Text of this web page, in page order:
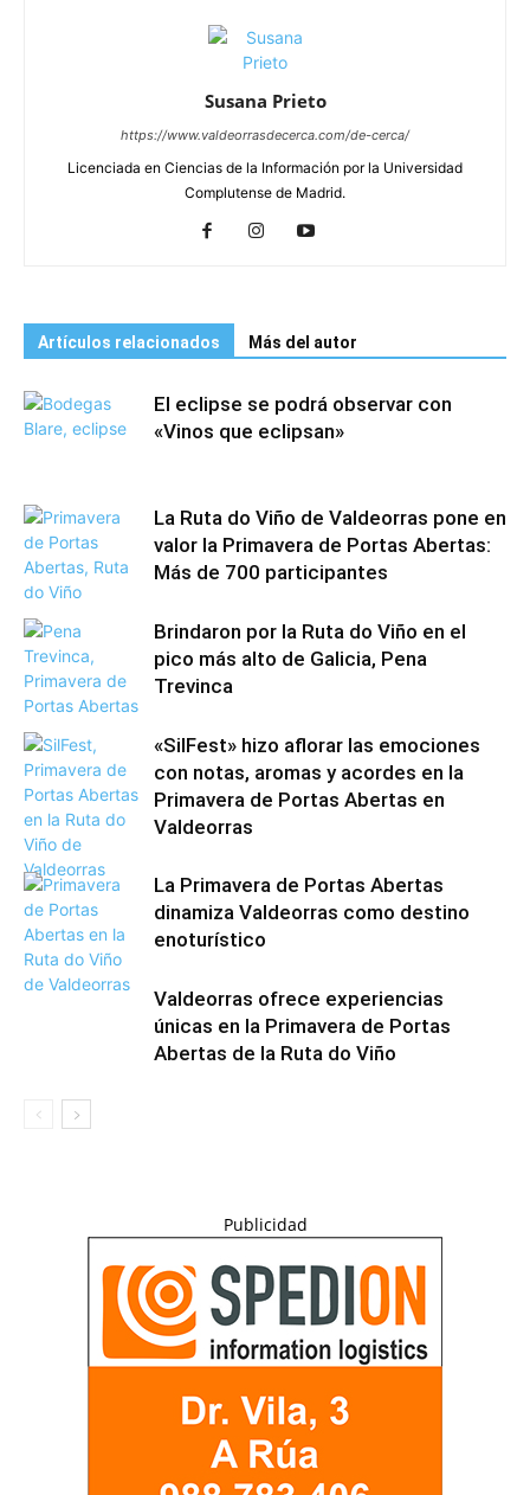
Susana Prieto
https://www.valdeorrasdecerca.com/de-cerca/
Licenciada en Ciencias de la Información por la Universidad
Complutense de Madrid.
Artículos relacionados Más del autor
El eclipse se podrá observar con
«Vinos que eclipsan»
La Ruta do Viño de Valdeorras pone en
valor la Primavera de Portas Abertas:
Más de 700 participantes
Brindaron por la Ruta do Viño en el
pico más alto de Galicia, Pena
Trevinca
«SilFest» hizo aflorar las emociones
con notas, aromas y acordes en la
Primavera de Portas Abertas en
Valdeorras
La Primavera de Portas Abertas
dinamiza Valdeorras como destino
enoturístico
Valdeorras ofrece experiencias
únicas en la Primavera de Portas
Abertas de la Ruta do Viño
Publicidad